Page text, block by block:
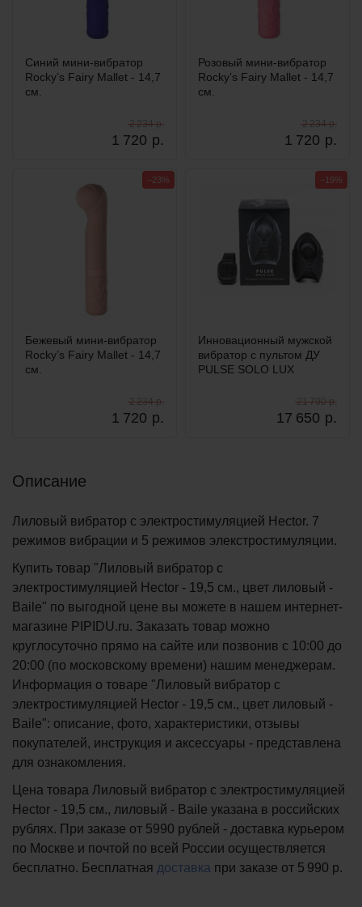
Синий мини-вибратор
Rocky’s Fairy Mallet - 14,7
см.
1 720 р.
2 234 р.
Розовый мини-вибратор
Rocky’s Fairy Mallet - 14,7
см.
1 720 р.
2 234 р.
Бежевый мини-вибратор
Rocky’s Fairy Mallet - 14,7
см.
1 720 р.
2 234 р.
−23%
Инновационный мужской
вибратор с пультом ДУ
PULSE SOLO LUX
17 650 р.
21 790 р.
−19%
Описание
Лиловый вибратор с электростимуляцией Hector. 7
режимов вибрации и 5 режимов элекстростимуляции.
Купить товар "Лиловый вибратор с
электростимуляцией Hector - 19,5 см., цвет лиловый -
Baile" по выгодной цене вы можете в нашем интернет-
магазине PIPIDU.ru. Заказать товар можно
круглосуточно прямо на сайте или позвонив с 10:00 до
20:00 (по московскому времени) нашим менеджерам.
Информация о товаре "Лиловый вибратор с
электростимуляцией Hector - 19,5 см., цвет лиловый -
Baile": описание, фото, характеристики, отзывы
покупателей, инструкция и аксессуары - представлена
для ознакомления.
Цена товара Лиловый вибратор с электростимуляцией
Hector - 19,5 см., лиловый - Baile указана в российских
рублях. При заказе от 5990 рублей - доставка курьером
по Москве и почтой по всей России осуществляется
бесплатно. Бесплатная доставка при заказе от 5 990 р.